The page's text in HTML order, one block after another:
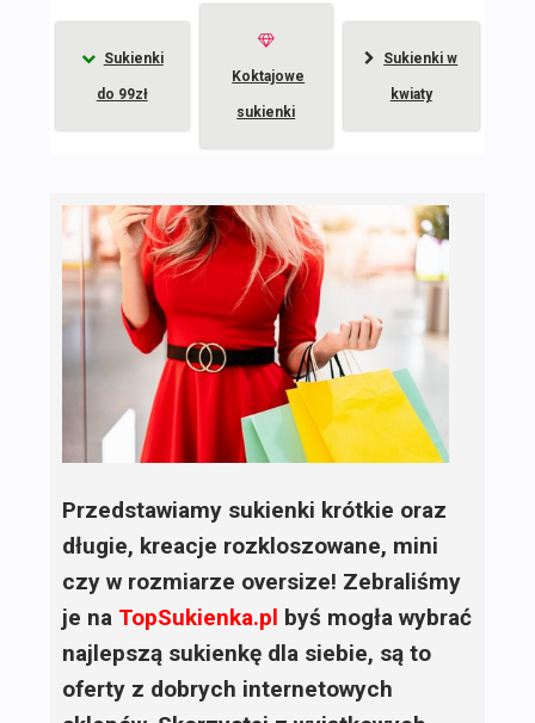
Sukienki
do 99zł
Koktajowe
sukienki
Sukienki w
kwiaty
Przedstawiamy sukienki krótkie oraz
długie, kreacje rozkloszowane, mini
czy w rozmiarze oversize! Zebraliśmy
je na TopSukienka.pl byś mogła wybrać
najlepszą sukienkę dla siebie, są to
oferty z dobrych internetowych